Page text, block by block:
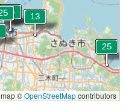
map ©OpenStreetMapcontributors